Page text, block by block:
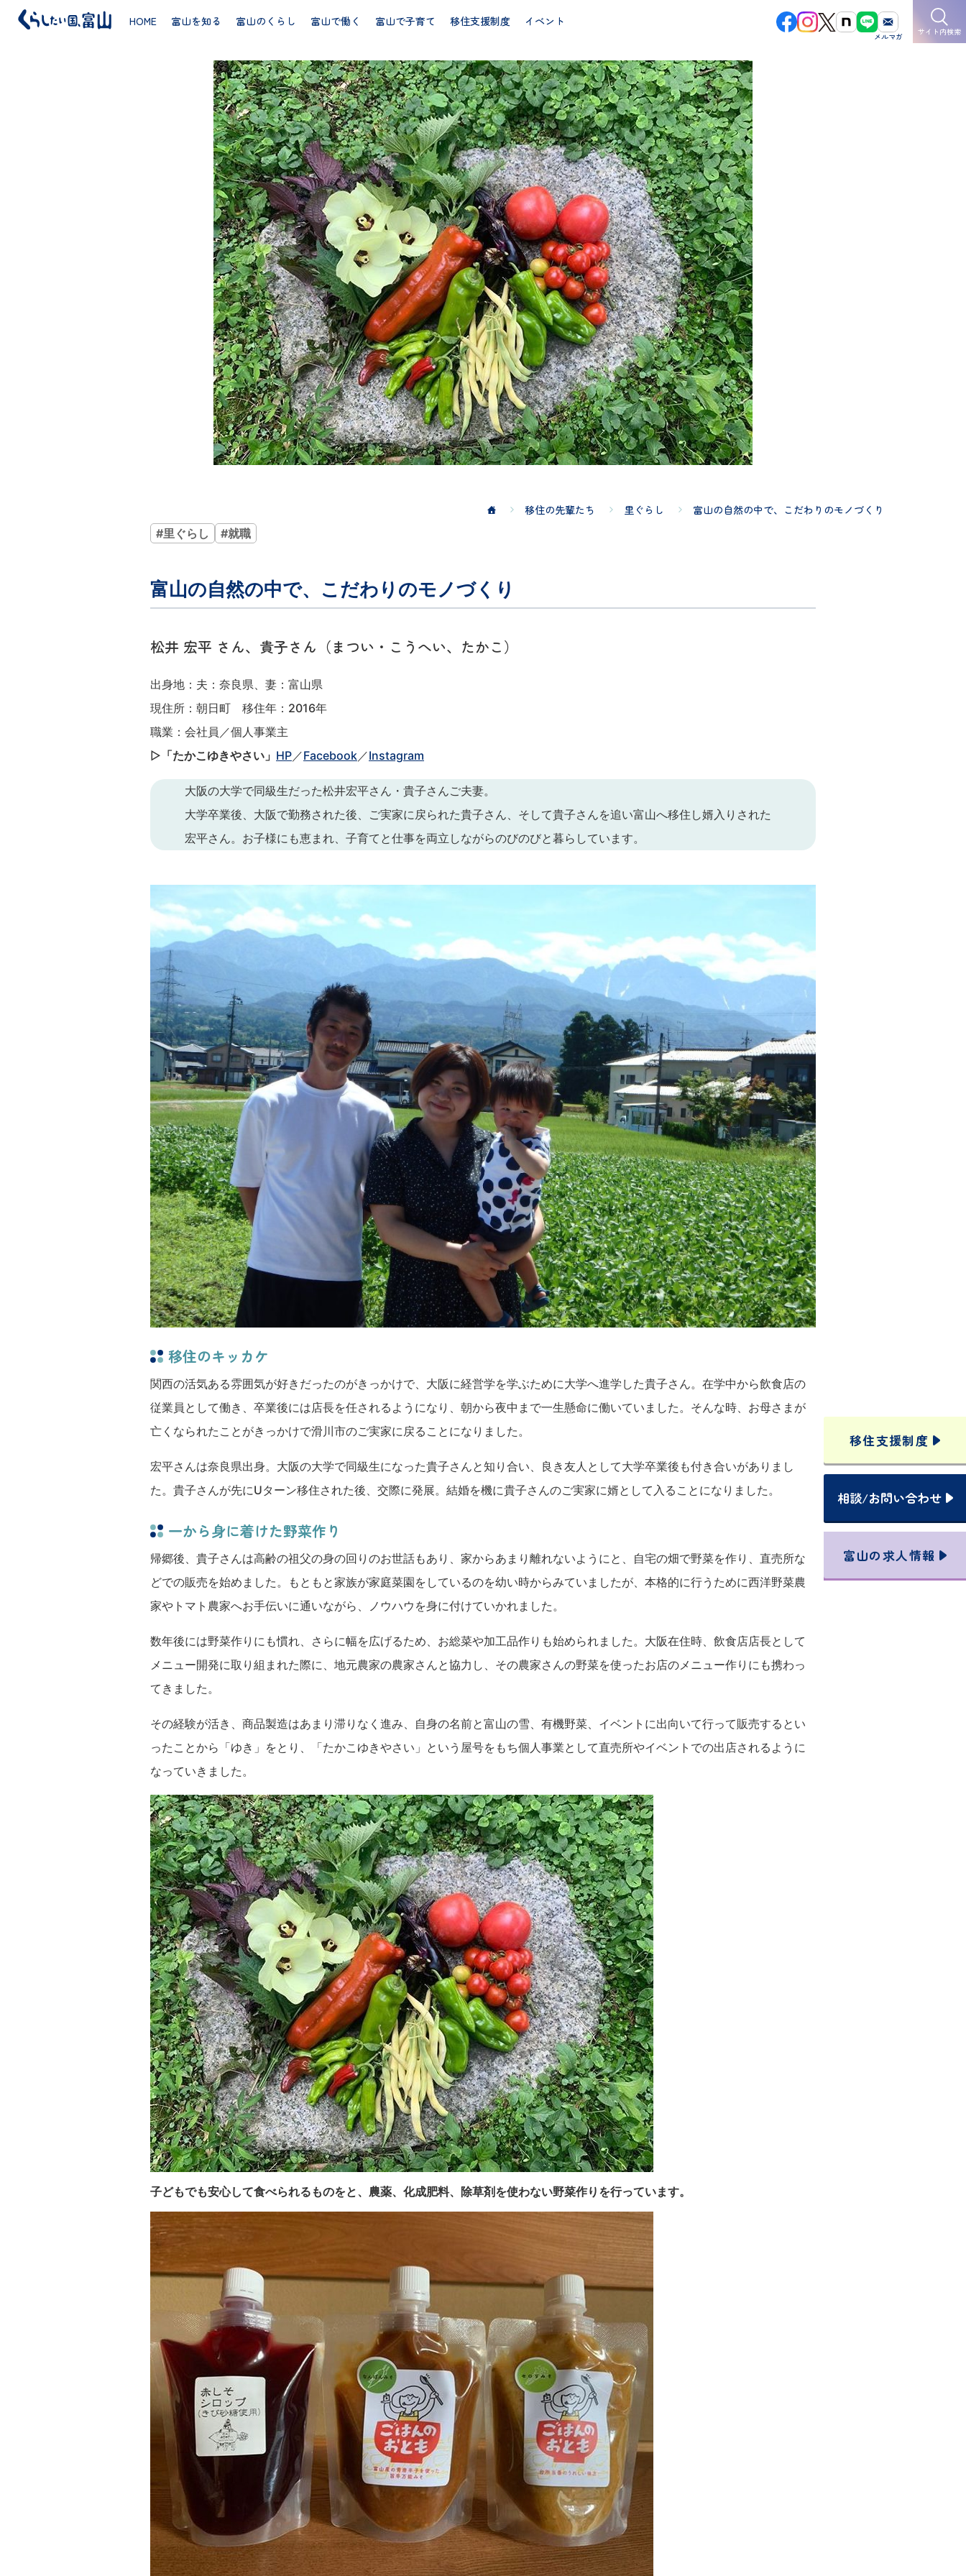
サイト内検索
HOME 富山を知る 富山のくらし 富山で働く 富山で子育て 移住支援制度 イベント
移住の先輩たち 里ぐらし
富山の自然の中で、こだわりのモノづくり
#里ぐらし
#就職
富山の自然の中で、こだわりのモノづくり
松井 宏平 さん、貴子さん（まつい・こうへい、たかこ）
出身地：夫：奈良県、妻：富山県
現住所：朝日町 移住年：2016年
職業：会社員／個人事業主
▷ 「たかこゆきやさい」 HP ／Facebook ／Instagram
大阪の大学で同級生だった松井宏平さん・貴子さんご夫妻。
大学卒業後、大阪で勤務された後、ご実家に戻られた貴子さん、そして貴子さんを追い富山へ移住し婿入りされた
宏平さん。お子様にも恵まれ、子育てと仕事を両立しながらのびのびと暮らしています。
移住のキッカケ
関西の活気ある雰囲気が好きだったのがきっかけで、大阪に経営学を学ぶために大学へ進学した貴子さん。在学中から飲食店の
従業員として働き、卒業後には店長を任されるようになり、朝から夜中まで一生懸命に働いていました。そんな時、お母さまが
亡くなられたことがきっかけで滑川市のご実家に戻ることになりました。
宏平さんは奈良県出身。大阪の大学で同級生になった貴子さんと知り合い、良き友人として大学卒業後も付き合いがありまし
た。貴子さんが先にUターン移住された後、交際に発展。結婚を機に貴子さんのご実家に婿として入ることになりました。
一から身に着けた野菜作り
帰郷後、貴子さんは高齢の祖父の身の回りのお世話もあり、家からあまり離れないようにと、自宅の畑で野菜を作り、直売所な
どでの販売を始めました。もともと家族が家庭菜園をしているのを幼い時からみていましたが、本格的に行うために西洋野菜農
家やトマト農家へお手伝いに通いながら、ノウハウを身に付けていかれました。
数年後には野菜作りにも慣れ、さらに幅を広げるため、お総菜や加工品作りも始められました。大阪在住時、飲食店店長として
メニュー開発に取り組まれた際に、地元農家の農家さんと協力し、その農家さんの野菜を使ったお店のメニュー作りにも携わっ
てきました。
その経験が活き、商品製造はあまり滞りなく進み、自身の名前と富山の雪、有機野菜、イベントに出向いて行って販売するとい
ったことから「ゆき」をとり、「たかこゆきやさい」という屋号をもち個人事業として直売所やイベントでの出店されるように
なっていきました。
子どもでも安心して食べられるものをと、農薬、化成肥料、除草剤を使わない野菜作りを行っています。
移住支援制度
相談/お問い合わせ
富山の求人情報